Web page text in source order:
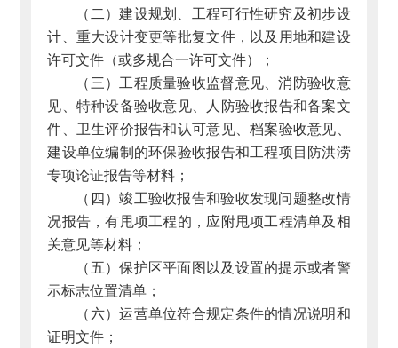
（二）建设规划、工程可行性研究及初步设
计、重大设计变更等批复文件，以及用地和建设
许可文件（或多规合一许可文件）；
（三）工程质量验收监督意见、消防验收意
见、特种设备验收意见、人防验收报告和备案文
件、卫生评价报告和认可意见、档案验收意见、
建设单位编制的环保验收报告和工程项目防洪涝
专项论证报告等材料；
（四）竣工验收报告和验收发现问题整改情
况报告，有甩项工程的，应附甩项工程清单及相
关意见等材料；
（五）保护区平面图以及设置的提示或者警
示标志位置清单；
（六）运营单位符合规定条件的情况说明和
证明文件；